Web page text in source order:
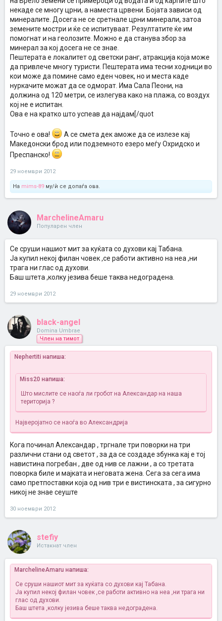
некаде се многу црни, а наместа црвени. Бојата зависи од
минералите. Досега не се сретнале црни минерали, затоа
земените мостри и ќе се испитуваат. Резултатите ќе им
помогнат и на геолозите. Можно е да станува збор за
минерал за кој досега не се знае.
Пештерата е локалитет од светски ранг, атракција која може
да привлече многу туристи. Пештерата има тесни ходници во
кои може да помине само еден човек, но и места каде
нуркачите можат да се одморат. Има Сала Пеони, на
должина од 120 метри, се излегува како на плажа, со воздух
кој не е испитан.
Ова е на кратко што успеав да најдам[/quot
Точно е ова!
А се смета дек аможе да се излезе кај
Македонски брод или подземното езеро меѓу Охридско и
Преспанско!
29 ноември 2012
На mims-89 му/ѝ се допаѓа ова.
MarchelineAmaru
Популарен член
Се сруши нашиот мит за куќата со духови кај Табана.
Ја купил некој филан човек ,се работи активно на неа ,ни
трага ни глас од духови.
Баш штета ,колку језива беше таква недоградена.
29 ноември 2012
black-angel
Domina Umbrae
Член на тимот
Nephertiti напиша:
Miss20 напиша:
Што мислите се наоѓа ли гробот на Александар на наша
територија ?
Најверојатно се наоѓа во Александрија
Koга починал Александар , тргнале три поворки на три
различни стани од светот , за да се создаде збунка кај е тој
навистина погребан , две од нив се лажни , а со третата
поворка биле и мајката и неговата жена. Сега за сега има
само претпоставки која од нив три е вистинската , за сигурно
никој не знае сеуште
30 ноември 2012
stefiy
Истакнат член
MarchelineAmaru напиша:
Се сруши нашиот мит за куќата со духови кај Табана.
Ја купил некој филан човек ,се работи активно на неа ,ни трага ни
глас од духови.
Баш штета ,колку језива беше таква недоградена.